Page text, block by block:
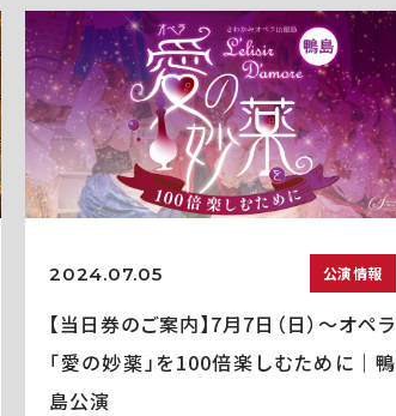
2024.07.05 公演情報
【当日券のご案内】7月7日（日）～オペラ
「愛の妙薬」を100倍楽しむために｜鴨
島公演